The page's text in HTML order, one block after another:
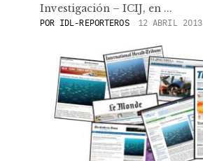
Investigación – ICIJ, en ...
POR IDL-REPORTEROS 12 ABRIL 2013